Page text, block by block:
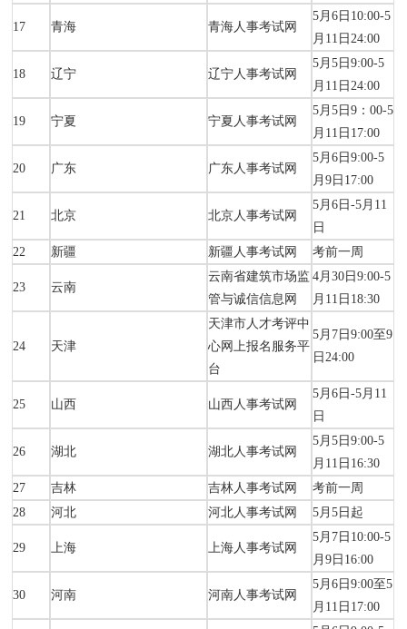
17 青海 青海人事考试网
5月6日10:00-5
月11日24:00
18 辽宁 辽宁人事考试网
5月5日9:00-5
月11日24:00
19 宁夏 宁夏人事考试网
5月5日9：00-5
月11日17:00
20 广东 广东人事考试网
5月6日9:00-5
月9日17:00
21 北京 北京人事考试网
5月6日-5月11
日
22
新疆 新疆人事考试网 考前一周
23 云南
云南省建筑市场监
管与诚信信息网
4月30日9:00-5
月11日18:30
24 天津
天津市人才考评中
心网上报名服务平
台
5月7日9:00至9
日24:00
25 山西 山西人事考试网
5月6日-5月11
日
26 湖北 湖北人事考试网
5月5日9:00-5
月11日16:30
27
吉林 吉林人事考试网
考前一周
28
河北 河北人事考试网 5月5日起
29 上海 上海人事考试网
5月7日10:00-5
月9日16:00
30 河南 河南人事考试网
5月6日9:00至5
月11日17:00